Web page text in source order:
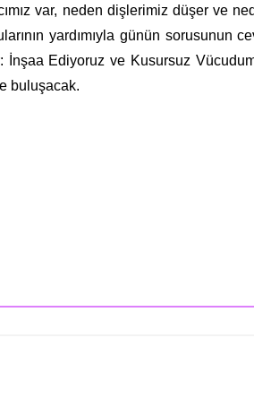
var, neden dişlerimiz düşer ve
yardımıyla günün sorusunun
Ediyoruz ve Kusursuz
buluşacak.